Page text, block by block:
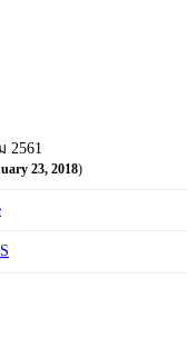
2561
23, 2018)